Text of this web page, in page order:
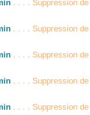
. . . . Suppression de
. . . . Suppression de
. . . . Suppression de
. . . . Suppression de
. . . . Suppression de